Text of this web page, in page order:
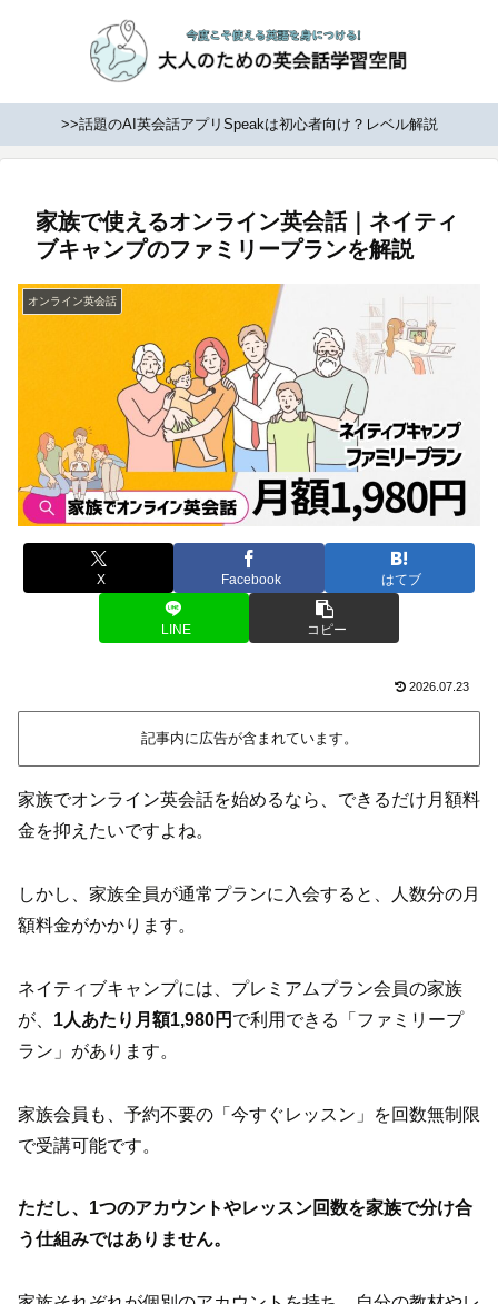
>>話題のAI英会話アプリSpeakは初心者向け？レベル解説
家族で使えるオンライン英会話｜ネイティ
ブキャンプのファミリープランを解説
オンライン英会話
X Facebook はてブ
LINE コピー
2026.07.23
記事内に広告が含まれています。
家族でオンライン英会話を始めるなら、できるだけ月額料
金を抑えたいですよね。
しかし、家族全員が通常プランに入会すると、人数分の月
額料金がかかります。
ネイティブキャンプには、プレミアムプラン会員の家族
が、 1人あたり月額1,980円 で利用できる「ファミリープ
ラン」があります。
家族会員も、予約不要の「今すぐレッスン」を回数無制限
で受講可能です。
ただし、1つのアカウントやレッスン回数を家族で分け合
う仕組みではありません。